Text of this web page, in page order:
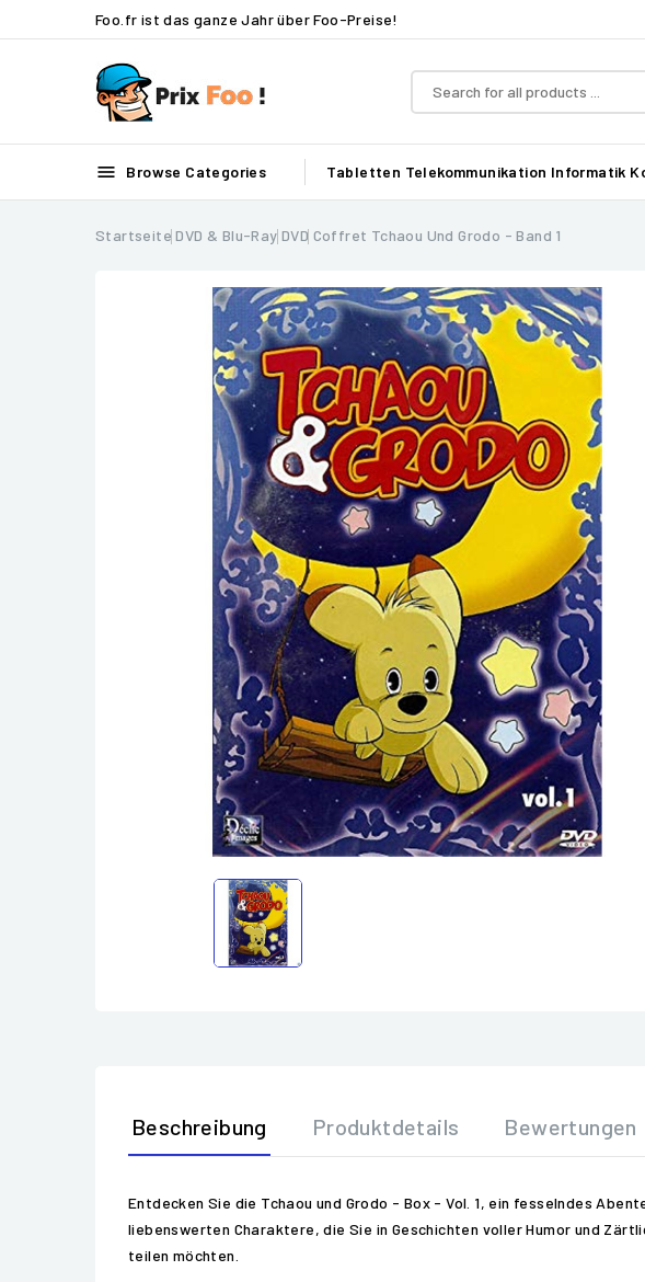
Foo.fr ist das ganze Jahr über Foo-Preise!
 Browse Categories Tabletten Telekommunikation Informatik
Startseite DVD & Blu-Ray DVD Coffret Tchaou Und Grodo - Band 1
Beschreibung Produktdetails Bewertungen
Entdecken Sie die Tchaou und Grodo - Box - Vol. 1, ein fesselndes
liebenswerten Charaktere, die Sie in Geschichten voller Humor und
teilen möchten.